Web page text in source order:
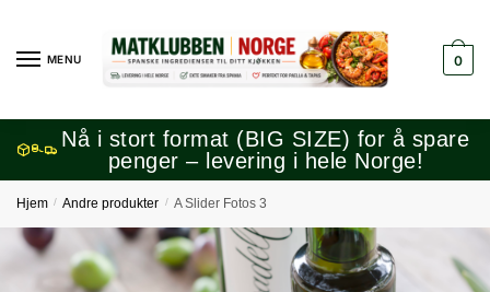
navigation
contentMENU 0
Nå i stort format (BIG SIZE) for å spare
penger – levering i hele Norge!
Hjem / Andre produkter / A Slider Fotos 3